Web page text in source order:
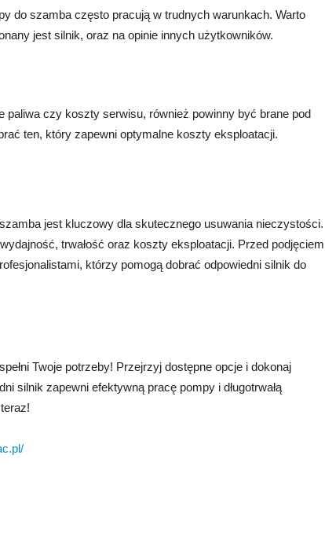
do szamba często pracują w trudnych warunkach. Warto
jest silnik, oraz na opinie innych użytkowników.
paliwa czy koszty serwisu, również powinny być brane pod
ten, który zapewni optymalne koszty eksploatacji.
jest kluczowy dla skutecznego usuwania nieczystości.
trwałość oraz koszty eksploatacji. Przed podjęciem
którzy pomogą dobrać odpowiedni silnik do
Twoje potrzeby! Przejrzyj dostępne opcje i dokonaj
silnik zapewni efektywną pracę pompy i długotrwałą